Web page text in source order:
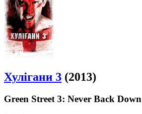
Хулігани 3 (2013)
Green Street 3: Never Back Down